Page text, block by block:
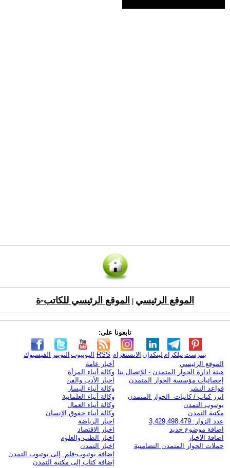
الموقع الرئيسي الموقع الرئيسي للكاتب-ة
تابعونا على:
الفيسبوك التويتر اليوتيوب RSS الانستغرام لينكدإن تيلكرامبنترست
الموقع الرئيسي
هيئة ادارة الحوار المتمدن - للإتصال بنا
إحصائيات مؤسسة الحوار المتمدن
قواعد النشر
ابرز كتاب / كاتبات الحوار المتمدن
يوتيوب التمدن
مكتبة التمدن
عدد الزوار: 3,429,498,479
اضافة موضوع جديد
اضافة الاخبار
حملات الحوار المتمدن التضامنية
أخبار عامة
وكالة أنباء المرأة
اخبار الأدب والفن
وكالة أنباء اليسار
وكالة أنباء العلمانية
وكالة أنباء العمال
وكالة أنباء حقوق الإنسان
اخبار الرياضة
اخبار الاقتصاد
اخبار الطب والعلوم
اخبار التمدن
إضافة يوتيوب-فلم إلى يوتيوب التمدن
إضافة كتاب إلى مكتبة التمدن